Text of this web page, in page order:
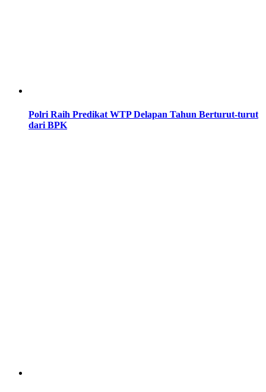
Polri Raih Predikat WTP Delapan Tahun Berturut-turut
dari BPK